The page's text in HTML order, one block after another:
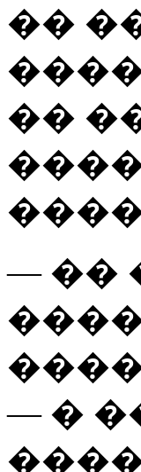
��
��
— ��
— �